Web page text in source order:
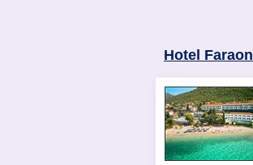
Hotel Faraon